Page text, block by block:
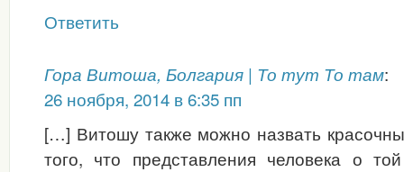
Ответить
Гора Витоша, Болгария | То тут То там:
26 ноября, 2014 в 6:35 пп
[…] Витошу также можно назвать
того, что представления человека о